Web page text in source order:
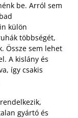
be. Arról sem
külön
többségét,
Össze sem lehet
A kislány és
így csakis
gyártó és